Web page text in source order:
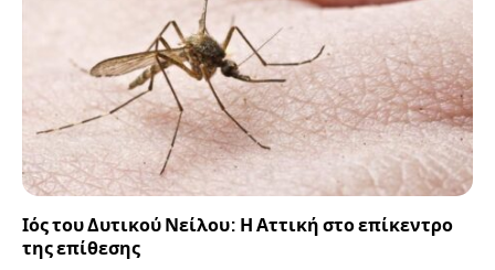
Ιός του Δυτικού Νείλου: Η Αττική στο επίκεντρο
της επίθεσης